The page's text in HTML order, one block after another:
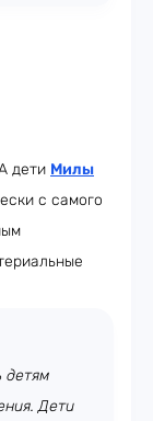
дети Милы
с самого
детям
Дети